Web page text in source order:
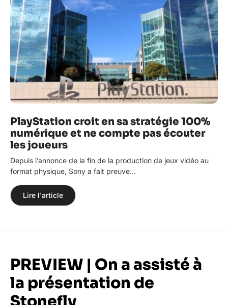
PlayStation croit en sa stratégie 100%
numérique et ne compte pas écouter
les joueurs
Depuis l’annonce de la fin de la production de jeux vidéo au
format physique, Sony a fait preuve…
Lire l'article
PREVIEW | On a assisté à
la présentation de